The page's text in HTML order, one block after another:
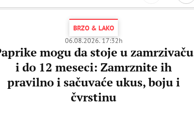
BRZO & LAKO
06.08.2026. 17:32h
mogu da stoje u zamrzivaču
i do 12 meseci: Zamrznite ih
pravilno i sačuvaće ukus, boju i
čvrstinu